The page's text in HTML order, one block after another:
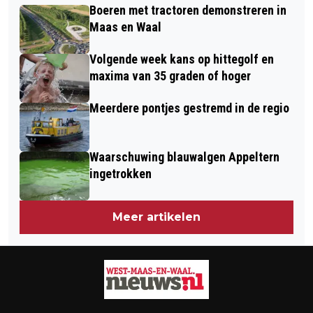
NORMAAL
MEER ERNSTIG LETSEL DEZE
JAARWISSELING
Boeren met tractoren demonstreren in
Maas en Waal
Volgende week kans op hittegolf en
maxima van 35 graden of hoger
Meerdere pontjes gestremd in de regio
Waarschuwing blauwalgen Appeltern
ingetrokken
Meer artikelen